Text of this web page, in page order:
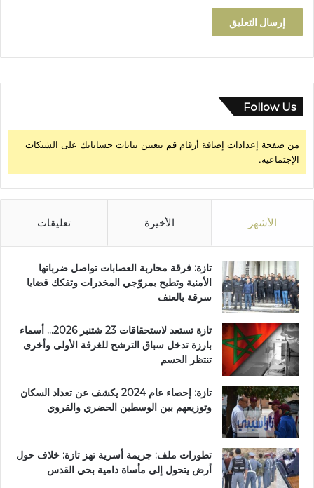
Follow Us
من صفحة إعدادات إضافة أرقام قم بتعيين بيانات حساباتك على الشبكات
الإجتماعية.
الأشهر الأخيرة تعليقات
تازة: فرقة محاربة العصابات تواصل ضرباتها
الأمنية وتطيح بمروّجي المخدرات وتفكك قضايا
سرقة بالعنف
تازة تستعد لاستحقاقات 23 شتنبر 2026… أسماء
بارزة تدخل سباق الترشح للغرفة الأولى وأخرى
تنتظر الحسم
تازة: إحصاء عام 2024 يكشف عن تعداد السكان
وتوزيعهم بين الوسطين الحضري والقروي
تطورات ملف: جريمة أسرية تهز تازة: خلاف حول
أرض يتحول إلى مأساة دامية بحي القدس